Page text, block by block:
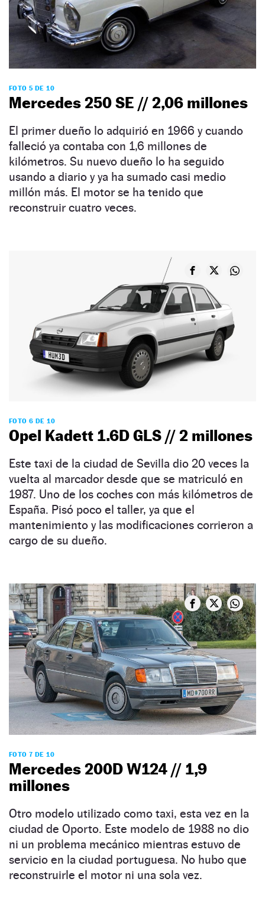
FOTO 5 DE 10
Mercedes 250 SE // 2,06 millones
El primer dueño lo adquirió en 1966 y cuando
falleció ya contaba con 1,6 millones de
kilómetros. Su nuevo dueño lo ha seguido
usando a diario y ya ha sumado casi medio
millón más. El motor se ha tenido que
reconstruir cuatro veces.
FOTO 6 DE 10
Opel Kadett 1.6D GLS // 2 millones
Este taxi de la ciudad de Sevilla dio 20 veces la
vuelta al marcador desde que se matriculó en
1987. Uno de los coches con más kilómetros de
España. Pisó poco el taller, ya que el
mantenimiento y las modificaciones corrieron a
cargo de su dueño.
FOTO 7 DE 10
Mercedes 200D W124 // 1,9
millones
Otro modelo utilizado como taxi, esta vez en la
ciudad de Oporto. Este modelo de 1988 no dio
ni un problema mecánico mientras estuvo de
servicio en la ciudad portuguesa. No hubo que
reconstruirle el motor ni una sola vez.